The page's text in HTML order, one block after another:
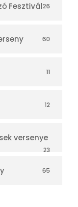
Fesztivál26
60
11
12
versenye
23
65